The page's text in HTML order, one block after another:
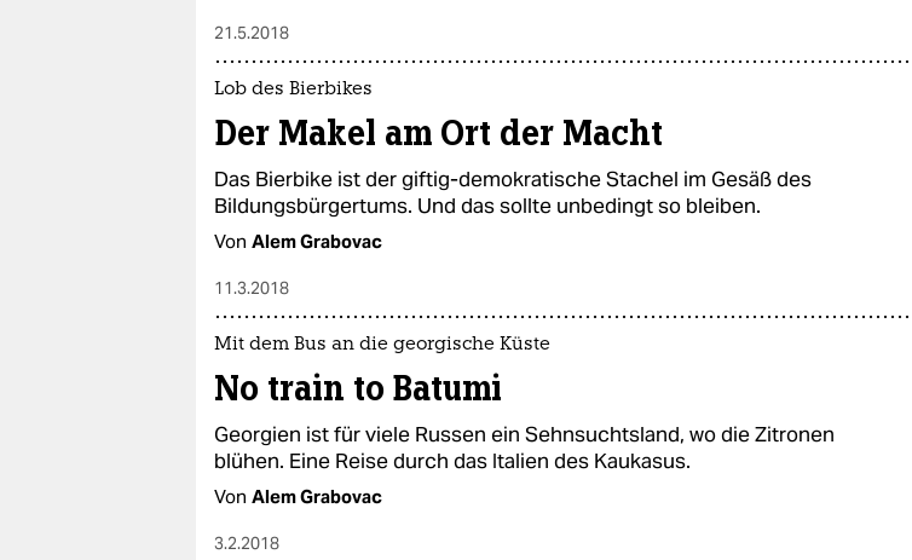
21.5.2018
Lob des Bierbikes
Der Makel am Ort der Macht
Das Bierbike ist der giftig-demokratische Stachel im Gesäß des
Bildungsbürgertums. Und das sollte unbedingt so bleiben.
Von Alem Grabovac
11.3.2018
Mit dem Bus an die georgische Küste
No train to Batumi
Georgien ist für viele Russen ein Sehnsuchtsland, wo die Zitronen
blühen. Eine Reise durch das Italien des Kaukasus.
Von Alem Grabovac
3.2.2018